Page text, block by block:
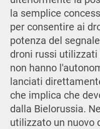
la semplice
per consentire ai
potenza del
droni russi
non hanno
lanciati
che implica che
dalla Bielorussia.
utilizzato un nuovo